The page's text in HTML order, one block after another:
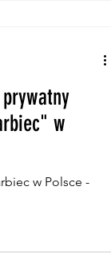
w
w Polsce -